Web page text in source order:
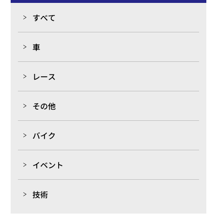
すべて
車
レース
その他
バイク
イベント
技術